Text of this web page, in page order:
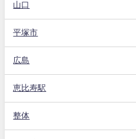
山口
平塚市
広島
恵比寿駅
整体